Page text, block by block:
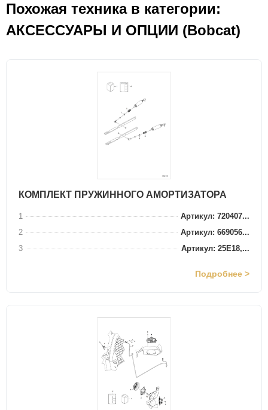
Похожая техника в категории:
АКСЕСCУАРЫ И ОПЦИИ (Bobcat)
КОМПЛЕКТ ПРУЖИННОГО АМОРТИЗАТОРА
1
Артикул: 720407...
2
Артикул: 669056...
3
Артикул: 25E18,...
Подробнее >